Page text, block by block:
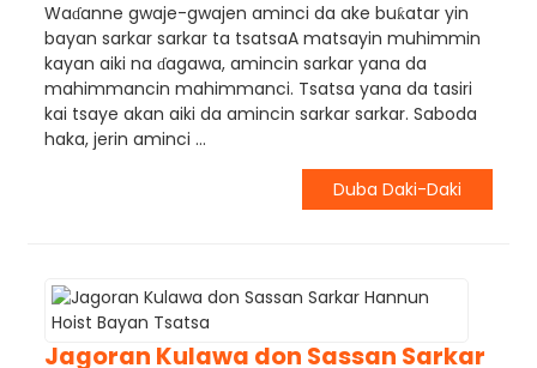
Waɗanne gwaje-gwajen aminci da ake buƙatar yin
bayan sarkar sarkar ta tsatsaA matsayin muhimmin
kayan aiki na ɗagawa, amincin sarkar yana da
mahimmancin mahimmanci. Tsatsa yana da tasiri
kai tsaye akan aiki da amincin sarkar sarkar. Saboda
haka, jerin aminci ...
Duba Daki-Daki
Jagoran Kulawa don Sassan Sarkar